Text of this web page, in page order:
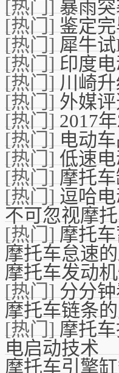
[热门]暴雨
[热门]鉴定
[热门]犀牛
[热门]印度
[热门]川崎
[热门]外媒
[热门]2017
[热门]电动
[热门]低速
[热门]摩托
[热门]逗哈
不可忽视摩
[热门]摩托
摩托车怠速
摩托车发动
[热门]分分
摩托车链条
[热门]摩托
电启动技术
摩托车引擎